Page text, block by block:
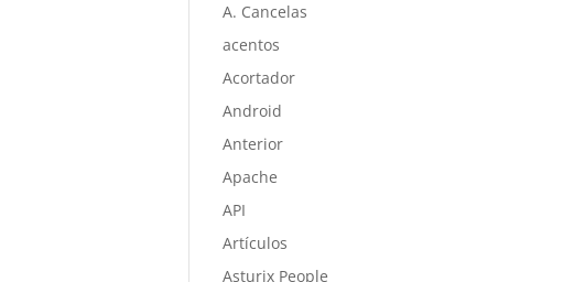
A. Cancelas
acentos
Acortador
Android
Anterior
Apache
API
Artículos
Asturix People